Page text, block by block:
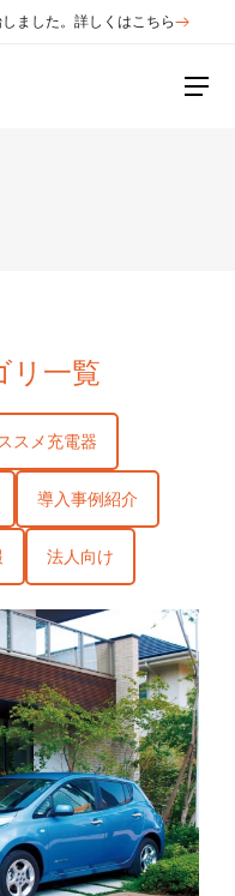
ました。詳しくはこちら
リ一覧
スメ充電器
導入事例紹介
法人向け